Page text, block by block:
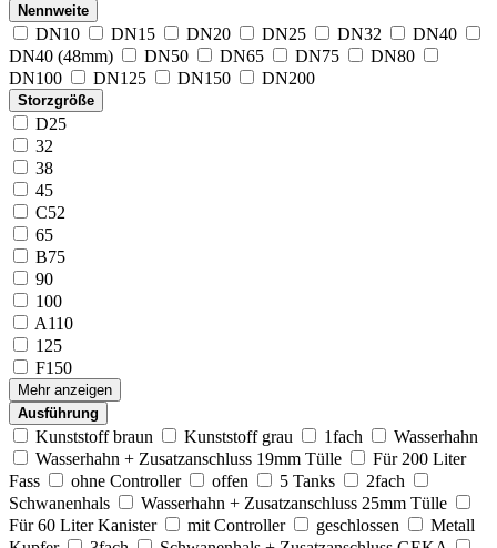
Nennweite
DN10 DN15 DN20 DN25 DN32
DN40
DN40 (48mm)
DN50 DN65 DN75
DN80
DN100
DN125 DN150 DN200
Storzgröße
D25
32
38
45
C52
65
B75
90
100
A110
125
F150
Mehr anzeigen
Ausführung
Kunststoff braun Kunststoff grau 1fach
Wasserhahn
Wasserhahn + Zusatzanschluss 19mm Tülle
Für 200 Liter
Fass
ohne Controller offen 5 Tanks
2fach
Schwanenhals
Wasserhahn + Zusatzanschluss 25mm Tülle
Für 60 Liter Kanister
mit Controller geschlossen
Metall